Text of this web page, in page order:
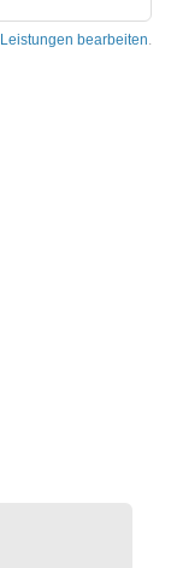
Leistungen bearbeiten.